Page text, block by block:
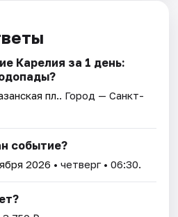
Карелия за 1 день:
пл.. Город — Санкт-
событие?
2026 • четверг • 06:30.